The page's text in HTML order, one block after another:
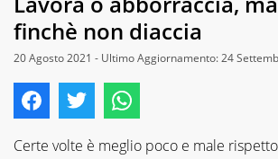
finchè non diaccia
20 Agosto 2021 - Ultimo Aggiornamento: 24
Certe volte è meglio poco e male